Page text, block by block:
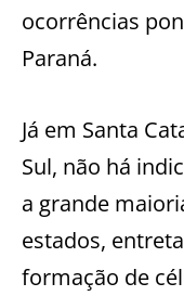
ocorrências
Paraná.
Já em Santa
Sul, não há
a grande
estados,
formação de